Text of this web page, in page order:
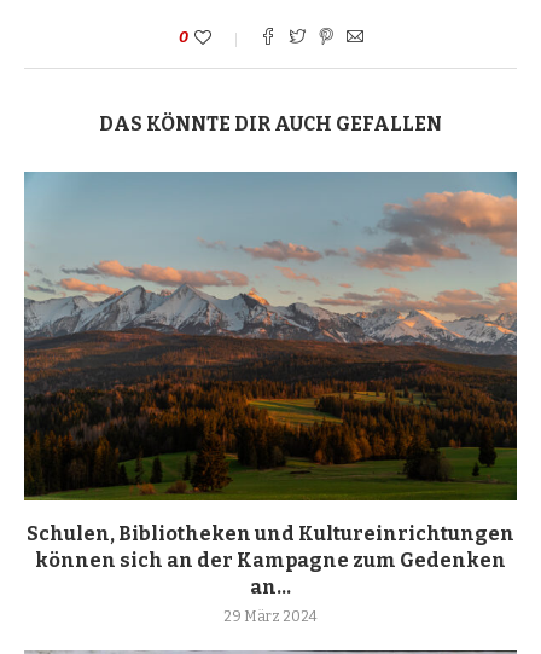
0
DAS KÖNNTE DIR AUCH GEFALLEN
Schulen, Bibliotheken und Kultureinrichtungen
können sich an der Kampagne zum Gedenken
an...
29 März 2024